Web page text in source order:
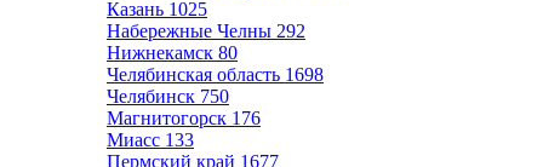
Казань 1025
Набережные Челны 292
Нижнекамск 80
Челябинская область 1698
Челябинск 750
Магнитогорск 176
Миасс 133
Пермский край 1677